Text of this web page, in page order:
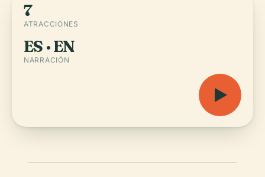
7
ATRACCIONES
ES · EN
NARRACIÓN